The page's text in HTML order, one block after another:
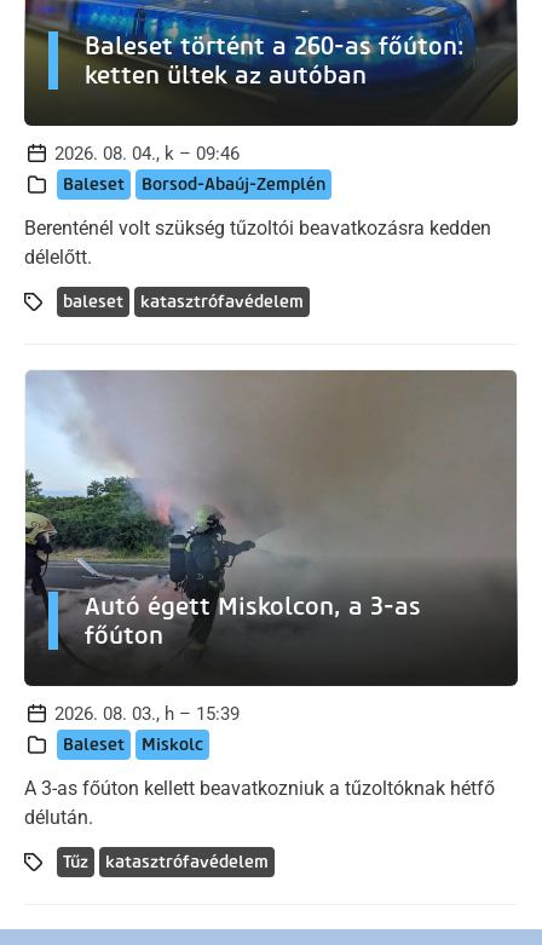
Baleset történt a 260-as főúton:
ketten ültek az autóban
2026. 08. 04., k – 09:46
Baleset Borsod-Abaúj-Zemplén
Berenténél volt szükség tűzoltói beavatkozásra kedden
délelőtt.
baleset katasztrófavédelem
Autó égett Miskolcon, a 3-as
főúton
2026. 08. 03., h – 15:39
Baleset Miskolc
A 3-as főúton kellett beavatkozniuk a tűzoltóknak hétfő
délután.
Tűz katasztrófavédelem